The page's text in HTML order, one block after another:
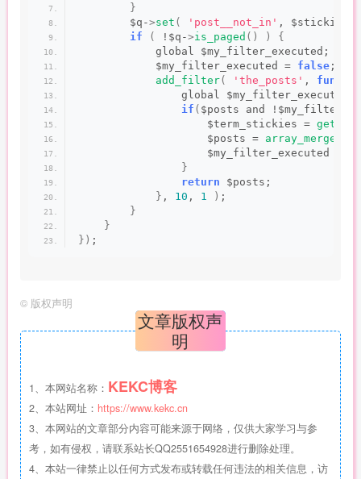
}
        $q-
>set ( 'post__not_in' , $stickies
if
( !$q->is_paged () )
{
            global $my_filter_executed;
            $my_filter_executed =
false;
add_filter( 'the_posts' ,
                global $my_filter_executed;
if ( $posts and
                    $term_stickies =
                    $posts =
array_merge
                    $my_filter_executed =
}
return $posts;
} , 10 , 1 ) ;
}
}
}) ;
© 版权声明
文章版权声
明
1、本网站名称： KEKC博客
2、本站网址： https://www.kekc.cn
3、本网站的文章部分内容可能来源于网络，仅供大家学习与参
考，如有侵权，请联系站长QQ2551654928进行删除处理。
4、本站一律禁止以任何方式发布或转载任何违法的相关信息，访